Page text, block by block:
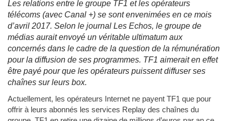
Les relations entre le groupe TF1 et les opérateurs
télécoms (avec Canal +) se sont envenimées en ce mois
d’avril 2017. Selon le journal Les Echos, le groupe de
médias aurait envoyé un véritable ultimatum aux
concernés dans le cadre de la question de la rémunération
pour la diffusion de ses programmes. TF1 aimerait en effet
être payé pour que les opérateurs puissent diffuser ses
chaînes sur leurs box.
Actuellement, les opérateurs Internet ne payent TF1 que pour
offrir à leurs abonnés les services Replay des chaînes du